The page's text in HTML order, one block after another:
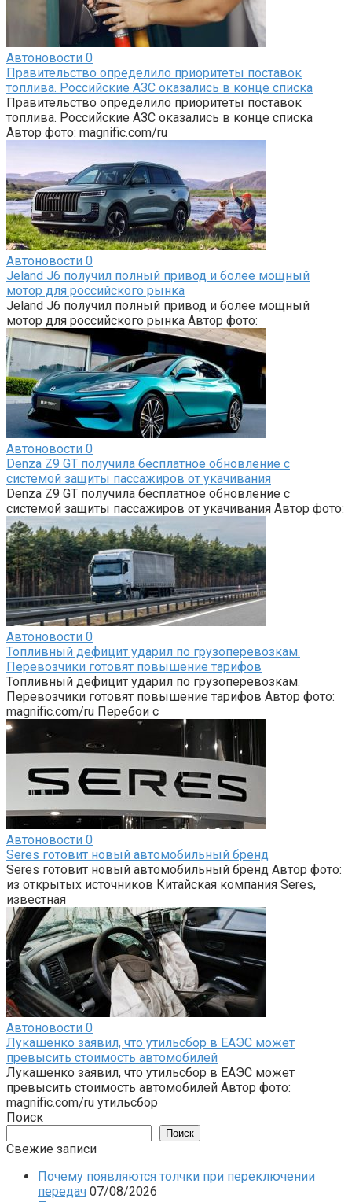
Автоновости 0
Правительство определило приоритеты поставок
топлива. Российские АЗС оказались в конце списка
Правительство определило приоритеты поставок
топлива. Российские АЗС оказались в конце списка
Автор фото: magnific.com/ru
Автоновости 0
Jeland J6 получил полный привод и более мощный
мотор для российского рынка
Jeland J6 получил полный привод и более мощный
мотор для российского рынка Автор фото:
Автоновости 0
Denza Z9 GT получила бесплатное обновление с
системой защиты пассажиров от укачивания
Denza Z9 GT получила бесплатное обновление с
системой защиты пассажиров от укачивания Автор фото:
Автоновости 0
Топливный дефицит ударил по грузоперевозкам.
Перевозчики готовят повышение тарифов
Топливный дефицит ударил по грузоперевозкам.
Перевозчики готовят повышение тарифов Автор фото:
magnific.com/ru Перебои с
Автоновости 0
Seres готовит новый автомобильный бренд
Seres готовит новый автомобильный бренд Автор фото:
из открытых источников Китайская компания Seres,
известная
Автоновости 0
Лукашенко заявил, что утильсбор в ЕАЭС может
превысить стоимость автомобилей
Лукашенко заявил, что утильсбор в ЕАЭС может
превысить стоимость автомобилей Автор фото:
magnific.com/ru утильсбор
Поиск
Поиск
Свежие записи
Почему появляются толчки при переключении
передач 07/08/2026